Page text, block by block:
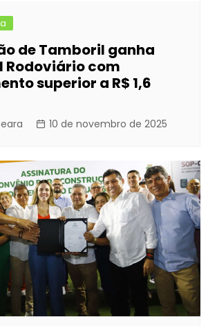
de Tamboril ganha
Rodoviário com
superior a R$ 1,6
10 de novembro de 2025